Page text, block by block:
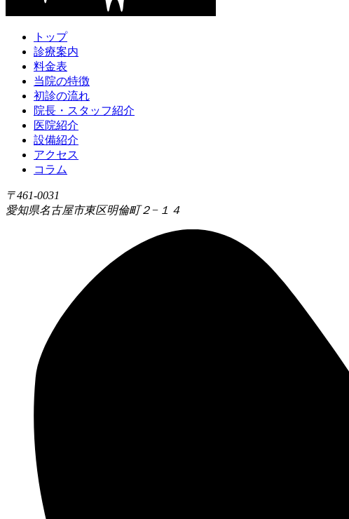
トップ
診療案内
料金表
当院の特徴
初診の流れ
院長・スタッフ紹介
医院紹介
設備紹介
アクセス
コラム
〒461-0031
愛知県名古屋市東区明倫町２−１４